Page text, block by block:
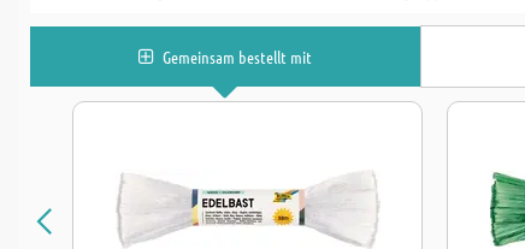
Gemeinsam bestellt mit